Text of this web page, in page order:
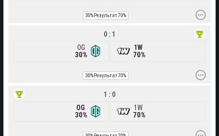
30%Результат70%
OG
30%
0 : 1
70%
1W
30%Результат70%
OG
30%
1 : 0
70%
1W